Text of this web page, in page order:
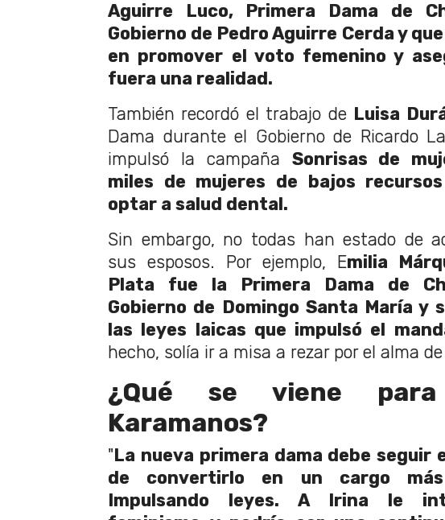
Aguirre Luco, Primera Dama de
Gobierno de Pedro Aguirre Cerda y
en promover el voto femenino y
fuera una realidad.
También recordó el trabajo de Luisa
Dama durante el Gobierno de Ricardo
impulsó la campaña Sonrisas de
miles de mujeres de bajos
optar a salud dental.
Sin embargo, no todas han estado de
sus esposos. Por ejemplo, Emilia Má
Plata fue la Primera Dama de
Gobierno de Domingo Santa María y
las leyes laicas que impulsó el
hecho, solía ir a misa a rezar por el alma
¿Qué se viene
Karamanos?
" La nueva primera dama debe seguir
de convertirlo en un cargo
Impulsando leyes. A Irina le